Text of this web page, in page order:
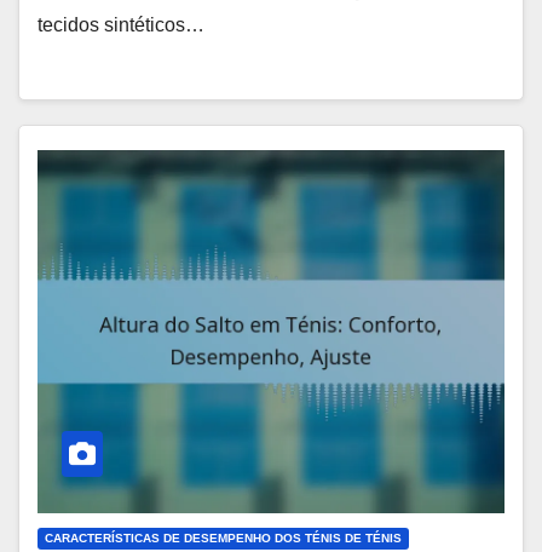
tecidos sintéticos…
CARACTERÍSTICAS DE DESEMPENHO DOS TÉNIS DE TÉNIS